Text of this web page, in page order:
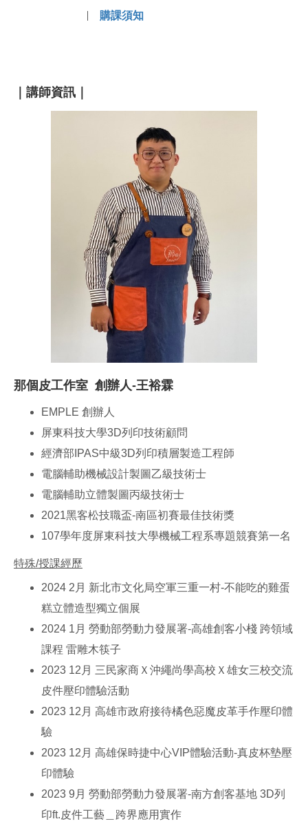
購課須知
｜講師資訊｜
那個皮工作室 創辦人-王裕霖
EMPLE 創辦人
屏東科技大學3D列印技術顧問
經濟部IPAS中級3D列印積層製造工程師
電腦輔助機械設計製圖乙級技術士
電腦輔助立體製圖丙級技術士
2021黑客松技職盃-南區初賽最佳技術獎
107學年度屏東科技大學機械工程系專題競賽第一名
特殊/授課經歷
2024 2月 新北市文化局空軍三重一村-不能吃的雞蛋
糕立體造型獨立個展
2024 1月 勞動部勞動力發展署-高雄創客小棧 跨領域
課程 雷雕木筷子
2023 12月 三民家商Ｘ沖繩尚學高校Ｘ雄女三校交流
皮件壓印體驗活動
2023 12月 高雄市政府接待橘色惡魔皮革手作壓印體
驗
2023 12月 高雄保時捷中心VIP體驗活動-真皮杯墊壓
印體驗
2023 9月 勞動部勞動力發展署-南方創客基地 3D列
印ft.皮件工藝＿跨界應用實作